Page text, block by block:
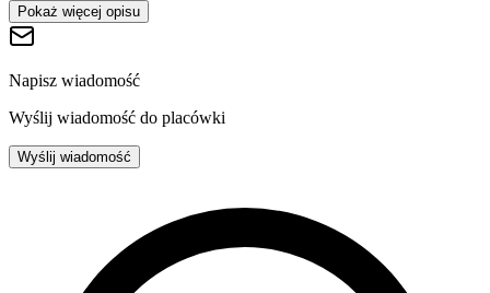
Pokaż więcej opisu
Napisz wiadomość
Wyślij wiadomość do placówki
Wyślij wiadomość